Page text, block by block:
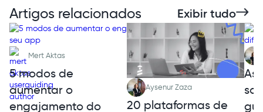
Artigos relacionados Exibir tudo
Mert Aktas
5 modos de
aumentar o
engajamento do
Aysenur Zaza
20 plataformas de
As